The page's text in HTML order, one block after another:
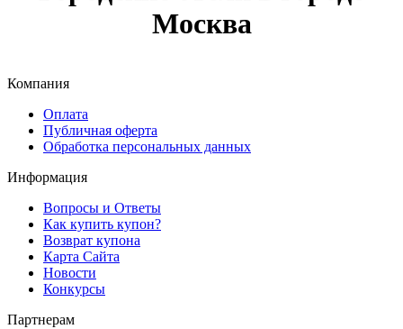
Москва
Компания
Оплата
Публичная оферта
Обработка персональных данных
Информация
Вопросы и Ответы
Как купить купон?
Возврат купона
Карта Сайта
Новости
Конкурсы
Партнерам